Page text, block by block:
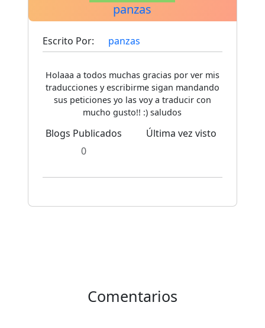
panzas
Escrito Por: panzas
Holaaa a todos muchas gracias por ver mis
traducciones y escribirme sigan mandando
sus peticiones yo las voy a traducir con
mucho gusto!! :) saludos
Blogs Publicados
0
Última vez visto
Comentarios